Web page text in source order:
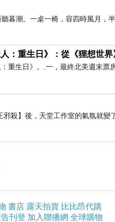
暮潮。一桌一椅，容四時風月，
：重生日》：從《狸想世界
重生日》。.一，最終北美週末
殺】後，天堂工作室的氣氛就
書店 露天拍賣 比比昂代購
告刊登 加入聯播網 全球購物